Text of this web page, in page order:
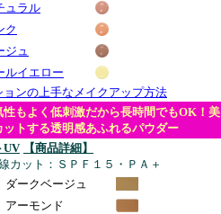
ュラル
ク
ジュ
ルイエロー
ンの上手なメイクアップ方法
もよく低刺激だから長時間でもOK！美
トする透明感あふれるパウダー
UV
【商品詳細】
ット：ＳＰＦ１５・ＰＡ＋
ダークベージュ
アーモンド